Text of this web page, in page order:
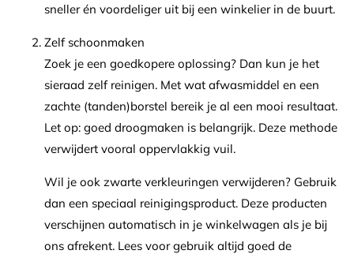
sneller én voordeliger uit bij een winkelier in de buurt.
Zelf schoonmaken
Zoek je een goedkopere oplossing? Dan kun je het
sieraad zelf reinigen. Met wat afwasmiddel en een
zachte (tanden)borstel bereik je al een mooi resultaat.
Let op: goed droogmaken is belangrijk. Deze methode
verwijdert vooral oppervlakkig vuil.
Wil je ook zwarte verkleuringen verwijderen? Gebruik
dan een speciaal reinigingsproduct. Deze producten
verschijnen automatisch in je winkelwagen als je bij
ons afrekent. Lees voor gebruik altijd goed de